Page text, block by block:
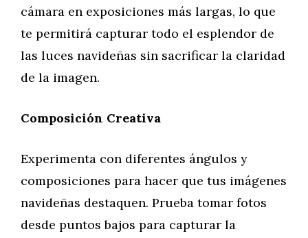
cámara en exposiciones más largas, lo que
te permitirá capturar todo el esplendor de
las luces navideñas sin sacrificar la claridad
de la imagen.
Composición Creativa
Experimenta con diferentes ángulos y
composiciones para hacer que tus imágenes
navideñas destaquen. Prueba tomar fotos
desde puntos bajos para capturar la